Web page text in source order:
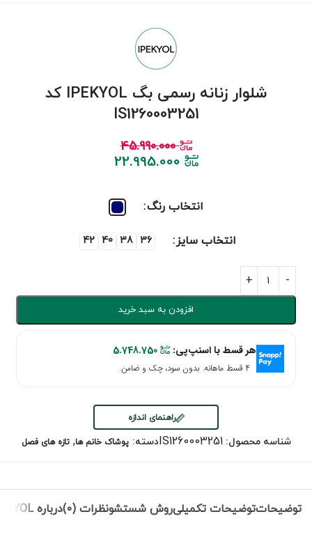
شلوار زنانه رسمی بگ IPEKYOL کد
IS1260003251
45.990.000
22.995.000
انتخاب رنگ
انتخاب سایز 36
38
40
42
افزودن به سبد خرید
هر قسط با اسنپ‌پی: 5.748.750
۴ قسط ماهانه. بدون سود، چک و ضامن.
راهنمای اندازه
شناسه محصول:IS1260003251دسته: پوشاک خانم ها, تازه های فصل
توضیحاتتوضیحات تکمیلیروش شستشونظرات (0) درباره IPEKYOL